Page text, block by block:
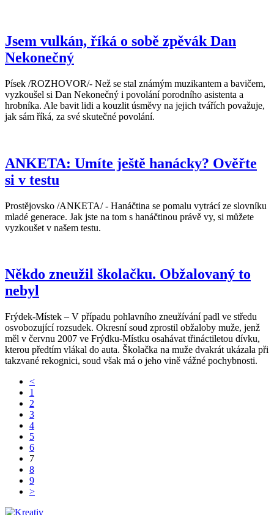
Jsem vulkán, říká o sobě zpěvák Dan
Nekonečný
Písek /ROZHOVOR/- Než se stal známým muzikantem a bavičem,
vyzkoušel si Dan Nekonečný i povolání porodního asistenta a
hrobníka. Ale bavit lidi a kouzlit úsměvy na jejich tvářích považuje,
jak sám říká, za své skutečné povolání.
ANKETA: Umíte ještě hanácky? Ověřte
si v testu
Prostějovsko /ANKETA/ - Hanáčtina se pomalu vytrácí ze slovníku
mladé generace. Jak jste na tom s hanáčtinou právě vy, si můžete
vyzkoušet v našem testu.
Někdo zneužil školačku. Obžalovaný to
nebyl
Frýdek-Místek – V případu pohlavního zneužívání padl ve středu
osvobozující rozsudek. Okresní soud zprostil obžaloby muže, jenž
měl v červnu 2007 ve Frýdku-Místku osahávat třináctiletou dívku,
kterou předtím vlákal do auta. Školačka na muže dvakrát ukázala při
takzvané rekognici, soud však má o jeho vině vážné pochybnosti.
<
1
2
3
4
5
6
7
8
9
>